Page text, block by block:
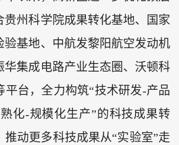
贵州科学院成果转化基地、国家
验基地、中航发黎阳航空发动机
华集成电路产业生态圈、沃顿科
平台，全力构筑“技术研发-产品
化-规模化生产”的科技成果转
推动更多科技成果从“实验室”走